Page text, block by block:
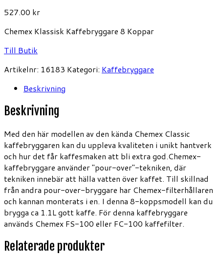
527.00 kr
Chemex Klassisk Kaffebryggare 8 Koppar
Till Butik
Artikelnr: 16183 Kategori: Kaffebryggare
Beskrivning
Beskrivning
Med den här modellen av den kända Chemex Classic
kaffebryggaren kan du uppleva kvaliteten i unikt hantverk
och hur det får kaffesmaken att bli extra god.Chemex-
kaffebryggare använder "pour-over"-tekniken, där
tekniken innebär att hälla vatten över kaffet. Till skillnad
från andra pour-over-bryggare har Chemex-filterhållaren
och kannan monterats i en. I denna 8-koppsmodell kan du
brygga ca 1.1L gott kaffe. För denna kaffebryggare
används Chemex FS-100 eller FC-100 kaffefilter.
Relaterade produkter